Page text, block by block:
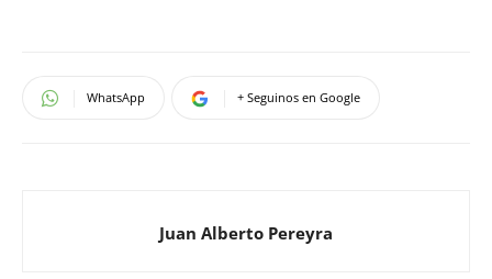
WhatsApp + Seguinos en Google
Juan Alberto Pereyra